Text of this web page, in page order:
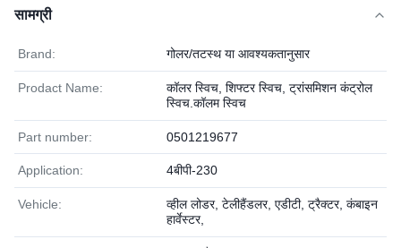
सामग्री
Brand: गोलर/तटस्थ या आवश्यकतानुसार
Prodact Name:
कॉलर स्विच, शिफ्टर स्विच, ट्रांसमिशन कंट्रोल
स्विच.कॉलम स्विच
Part number: 0501219677
Application: 4बीपी-230
Vehicle:
व्हील लोडर, टेलीहैंडलर, एडीटी, ट्रैक्टर, कंबाइन
हार्वेस्टर,